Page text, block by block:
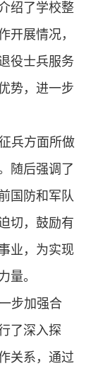
绍了学校整
开展情况，
役士兵服务
势，进一步
兵方面所做
随后强调了
国防和军队
切，鼓励有
业，为实现
量。
步加强合
了深入探
关系，通过